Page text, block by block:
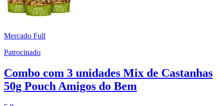
Mercado Full
Patrocinado
Combo com 3 unidades Mix de Castanhas
50g Pouch Amigos do Bem